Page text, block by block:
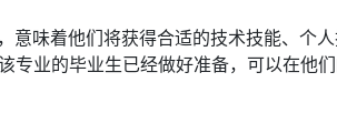
意味着他们将获得合适的技术技能、个
专业的毕业生已经做好准备，可以在他们